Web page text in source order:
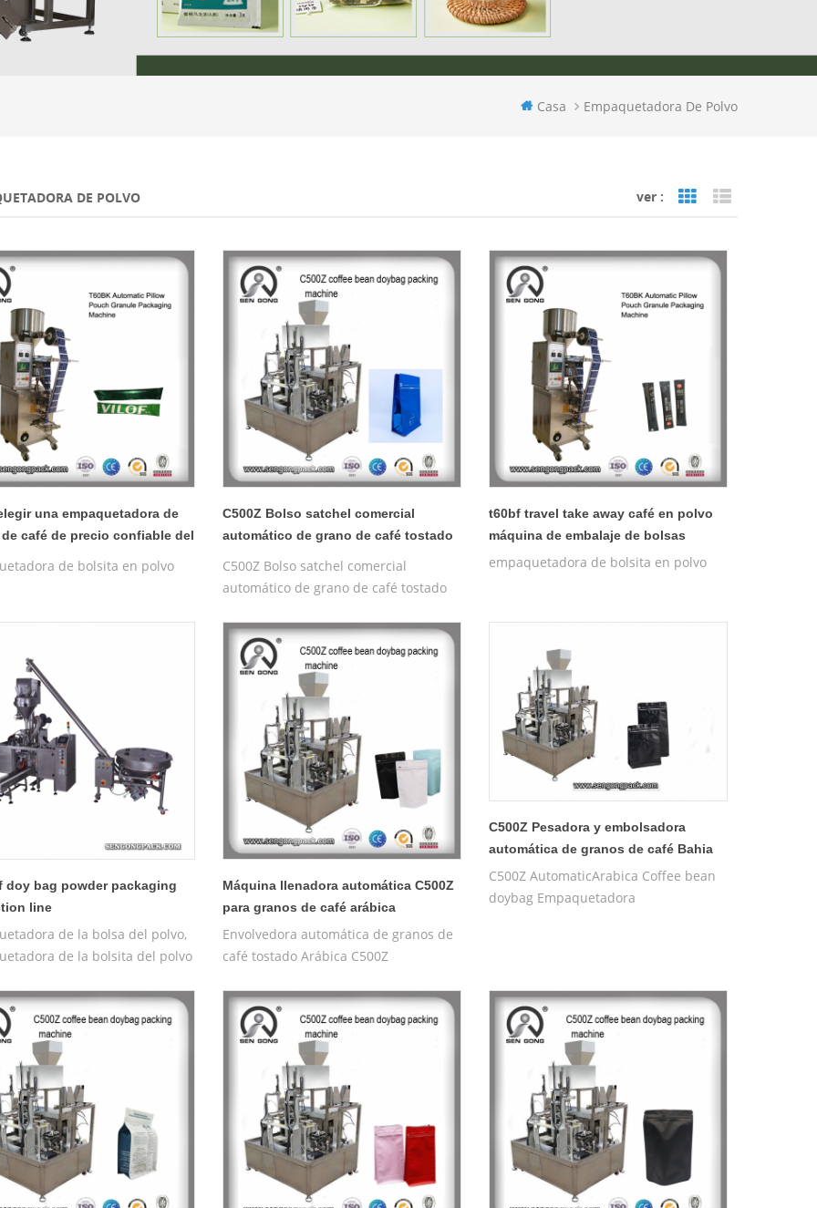
Casa Empaquetadora De Polvo
DE POLVO ver : Grid View
una empaquetadora de
café de precio confiable del
de bolsita en polvo
C500Z Bolso satchel comercial
automático de grano de café tostado
C500Z Bolso satchel comercial
automático de grano de café tostado
t60bf travel take away café en polvo
máquina de embalaje de bolsas
empaquetadora de bolsita en polvo
doy bag powder packaging
line
de la bolsa del polvo,
de la bolsita del polvo
Máquina llenadora automática C500Z
para granos de café arábica
Envolvedora automática de granos de
café tostado Arábica C500Z
C500Z Pesadora y embolsadora
automática de granos de café Bahia
C500Z AutomaticArabica Coffee bean
doybag Empaquetadora